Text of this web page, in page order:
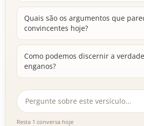
Quais são os argumentos que
convincentes hoje?
Como podemos discernir a
enganos?
Resta 1 conversa hoje